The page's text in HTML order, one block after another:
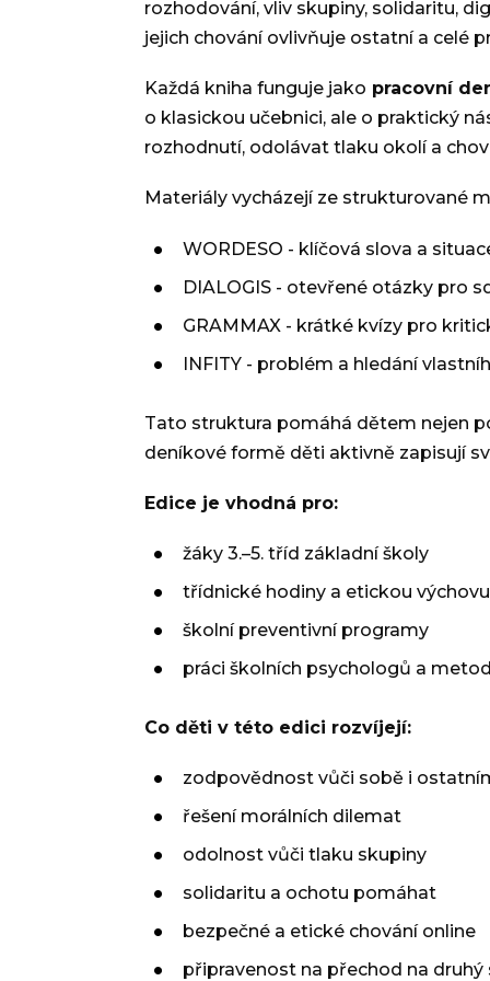
rozhodování, vliv skupiny, solidaritu,
jejich chování ovlivňuje ostatní a celé
Každá kniha funguje jako pracovní
o klasickou učebnici, ale o praktický
rozhodnutí, odolávat tlaku okolí a
Materiály vycházejí ze strukturované
WORDESO - klíčová slova a
DIALOGIS - otevřené otázky pro
GRAMMAX - krátké kvízy pro
INFITY - problém a hledání
Tato struktura pomáhá dětem nejen
deníkové formě děti aktivně zapisují
Edice je vhodná pro:
žáky 3.–5. tříd základní školy
třídnické hodiny a etickou výchovu
školní preventivní programy
práci školních psychologů a
Co děti v této edici rozvíjejí:
zodpovědnost vůči sobě i
řešení morálních dilemat
odolnost vůči tlaku skupiny
solidaritu a ochotu pomáhat
bezpečné a etické chování online
připravenost na přechod na druhý